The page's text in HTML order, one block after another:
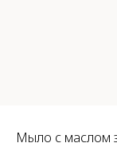
Мыло с маслом